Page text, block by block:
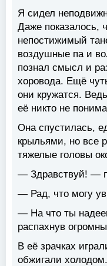
Я сидел
Даже показалось,
непостижимый
воздушные па и
познал смысл и
хоровода. Ещё
они кружатся.
её никто не
Она спустилась,
крыльями, но все
тяжелые головы
— Здравствуй! —
— Рад, что могу
— На что ты
распахнув
В её зрачках
обжигали холодом.